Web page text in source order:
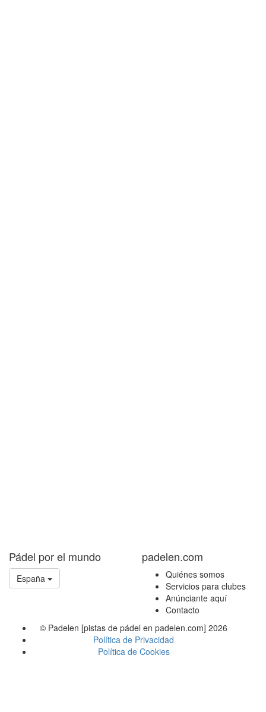
Pádel por el mundo
España
padelen.com
Quiénes somos
Servicios para clubes
Anúnciante aquí
Contacto
© Padelen [pistas de pádel en padelen.com] 2026
Política de Privacidad
Política de Cookies